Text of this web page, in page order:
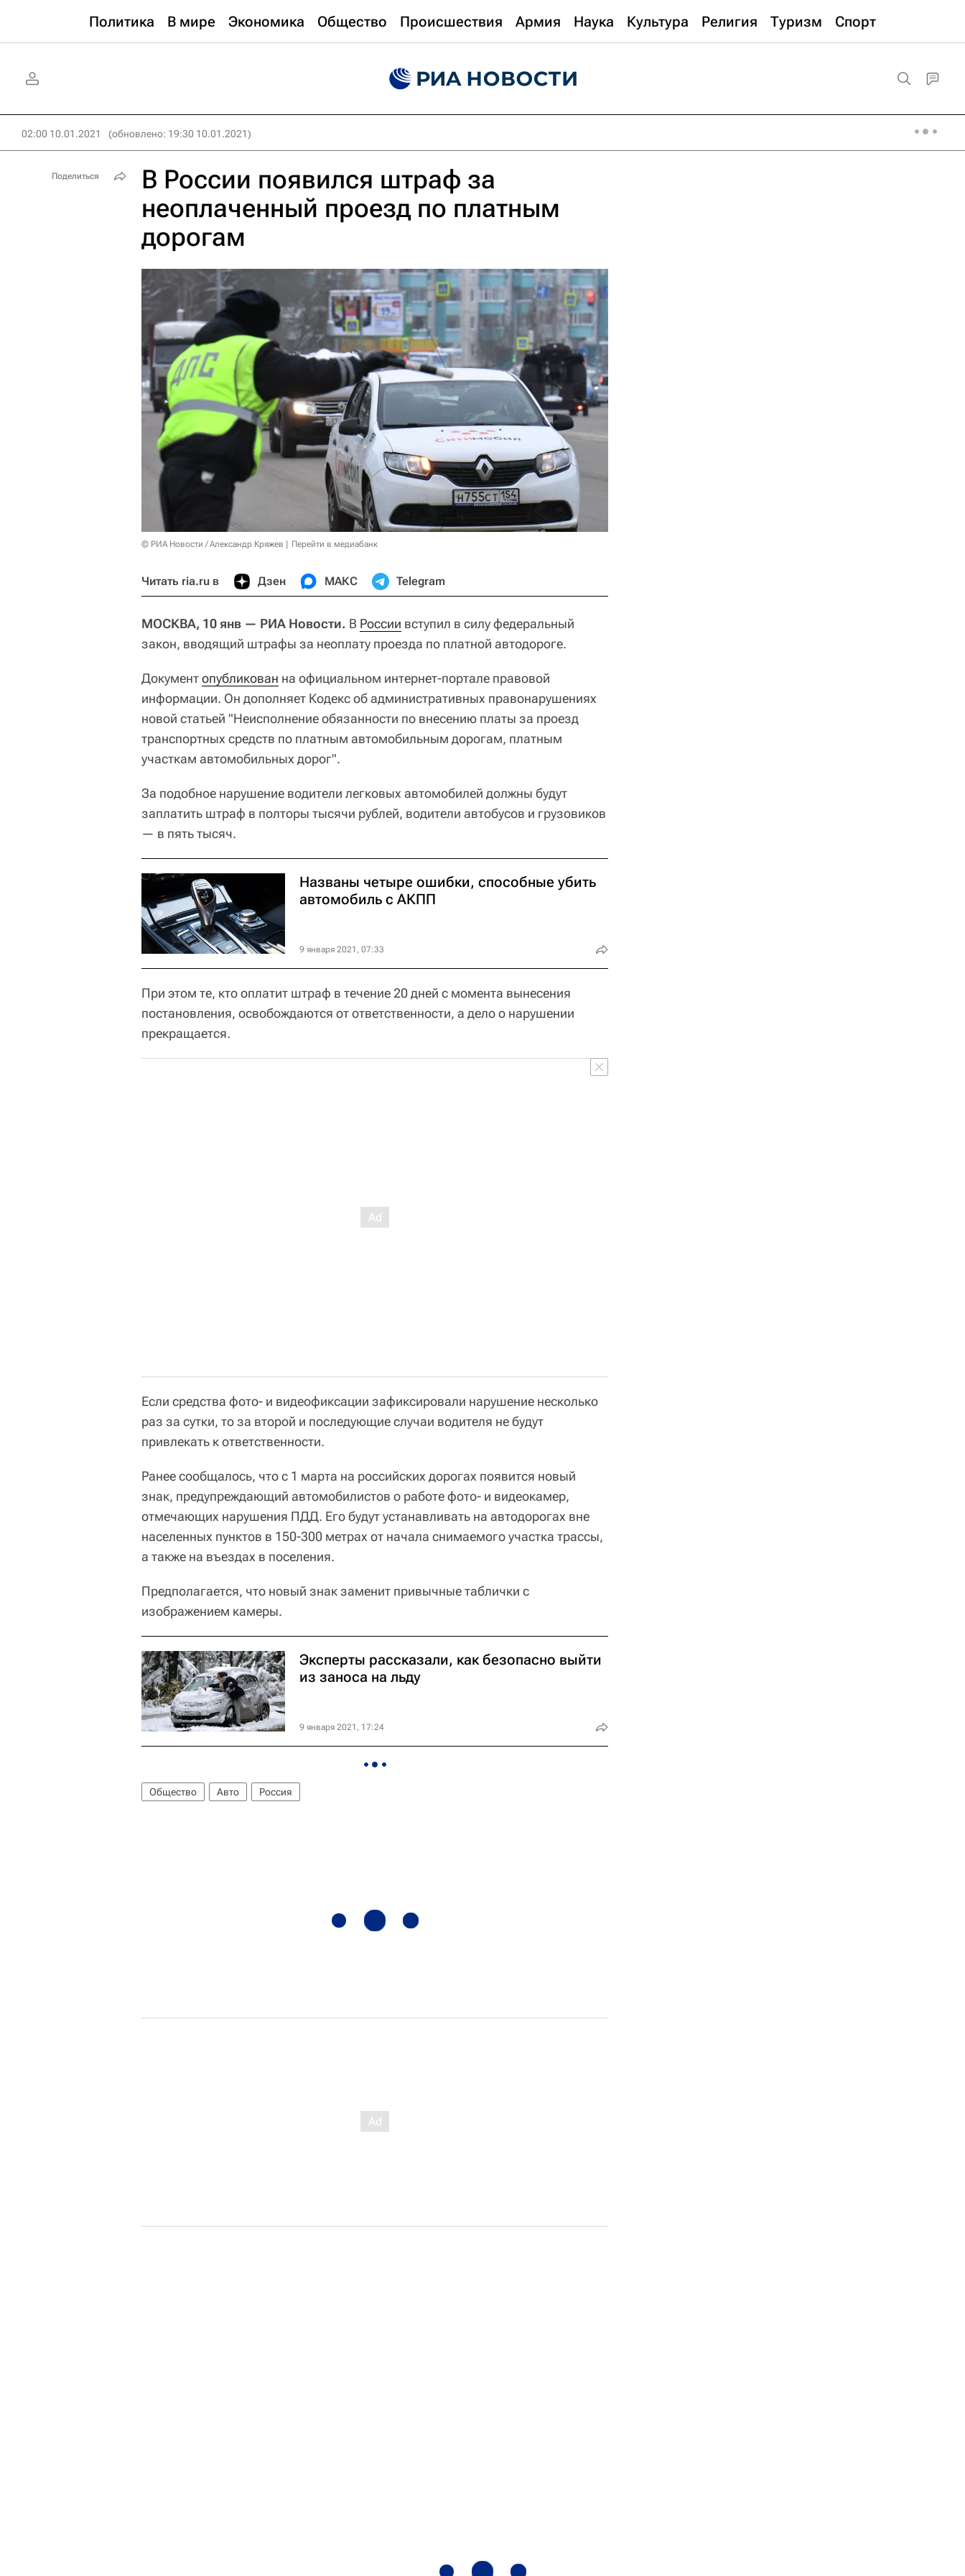
Политика В мире Экономика Общество Происшествия Армия Наука Культура Религия Туризм Спорт
02:00 10.01.2021 (обновлено: 19:30 10.01.2021)
В России появился штраф за
неоплаченный проезд по платным
дорогам
© РИА Новости / Александр Кряжев Перейти в медиабанк
Читать ria.ru в Дзен МАКС Telegram
МОСКВА, 10 янв — РИА Новости. В России вступил в силу федеральный
закон, вводящий штрафы за неоплату проезда по платной автодороге.
Документопубликован на официальном интернет-портале правовой
информации. Он дополняет Кодекс об административных правонарушениях
новой статьей "Неисполнение обязанности по внесению платы за проезд
транспортных средств по платным автомобильным дорогам, платным
участкам автомобильных дорог".
За подобное нарушение водители легковых автомобилей должны будут
заплатить штраф в полторы тысячи рублей, водители автобусов и грузовиков
— в пять тысяч.
Названы четыре ошибки, способные убить
автомобиль с АКПП
9 января 2021, 07:33
При этом те, кто оплатит штраф в течение 20 дней с момента вынесения
постановления, освобождаются от ответственности, а дело о нарушении
прекращается.
Если средства фото- и видеофиксации зафиксировали нарушение несколько
раз за сутки, то за второй и последующие случаи водителя не будут
привлекать к ответственности.
Ранее сообщалось, что с 1 марта на российских дорогах появится новый
знак, предупреждающий автомобилистов о работе фото- и видеокамер,
отмечающих нарушения ПДД. Его будут устанавливать на автодорогах вне
населенных пунктов в 150-300 метрах от начала снимаемого участка трассы,
а также на въездах в поселения.
Предполагается, что новый знак заменит привычные таблички с
изображением камеры.
Эксперты рассказали, как безопасно выйти
из заноса на льду
9 января 2021, 17:24
Общество Авто Россия
Поделиться